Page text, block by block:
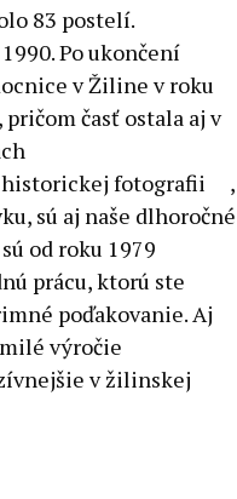
83 postelí.
Po ukončení
v Žiline v roku
časť ostala aj v
historickej fotografii
,
sú aj naše dlhoročné
od roku 1979
prácu, ktorú ste
poďakovanie. Aj
výročie
v žilinskej